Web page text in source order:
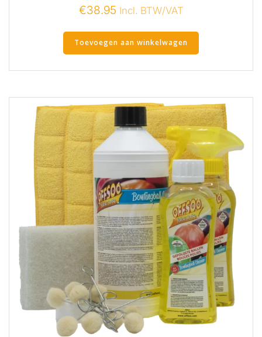
€38.95 Incl. BTW/VAT
Toevoegen aan winkelwagen